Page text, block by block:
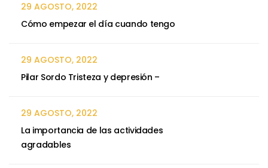
29 AGOSTO, 2022
Cómo empezar el día cuando tengo
29 AGOSTO, 2022
Pilar Sordo Tristeza y depresión –
29 AGOSTO, 2022
La importancia de las actividades
agradables